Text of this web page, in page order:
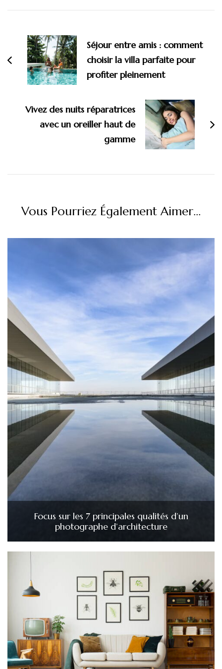
d'article
Séjour entre amis : comment
choisir la villa parfaite pour
profiter pleinement
Vivez des nuits réparatrices
avec un oreiller haut de
gamme
Vous Pourriez Également Aimer...
Focus sur les 7 principales qualités d’un
photographe d’architecture